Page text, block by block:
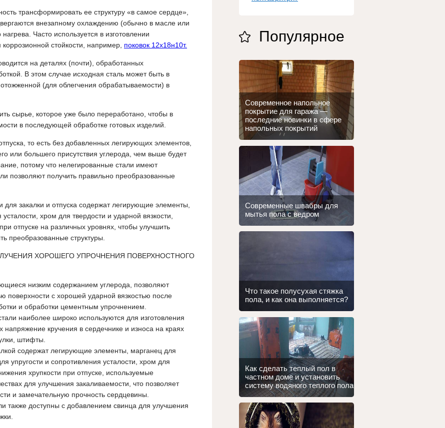
трансформировать ее структуру «в самое сердце»,
внезапному охлаждению (обычно в масле или
Часто используется в изготовлении
стойкости, например, поковок 12х18н10т.
на деталях (почти), обработанных
В этом случае исходная сталь может быть в
(для облегчения обрабатываемости) в
сырье, которое уже было переработано, чтобы в
в последующей обработке готовых изделий.
то есть без добавленных легирующих элементов,
или большего присутствия углерода, чем выше будет
потому что нелегированные стали имеют
позволяют получить правильно преобразованные
закалки и отпуска содержат легирующие элементы,
хром для твердости и ударной вязкости,
отпуске на различных уровнях, чтобы улучшить
преобразованные структуры.
ХОРОШЕГО УПРОЧНЕНИЯ ПОВЕРХНОСТНОГО
низким содержанием углерода, позволяют
поверхности с хорошей ударной вязкостью после
и обработки цементным упрочнением.
наиболее широко используются для изготовления
кручения в сердечнике и износа на краях
штифты.
содержат легирующие элементы, марганец для
упругости и сопротивления усталости, хром для
хрупкости при отпуске, используемые
для улучшения закаливаемости, что позволяет
и замечательную прочность сердцевины.
также доступны с добавлением свинца для улучшения
Популярное
Современное напольное
покрытие для гаража —
последние новинки в сфере
напольных покрытий
Современные швабры для
мытья пола с ведром
Что такое полусухая стяжка
пола, и как она выполняется?
Как сделать теплый пол в
частном доме и установить
систему водяного теплого пола